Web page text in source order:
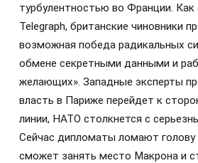
турбулентностью во Франции.
Telegraph, британские чиновники
возможная победа радикальных
обмене секретными данными и
желающих». Западные эксперты
власть в Париже перейдет к
линии, НАТО столкнется с
Сейчас дипломаты ломают голову
сможет занять место Макрона и